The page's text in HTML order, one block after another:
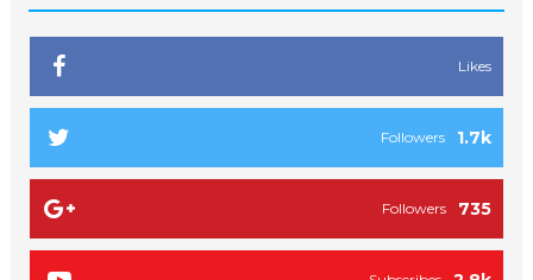
Likes
1.7k
Followers
735
Followers